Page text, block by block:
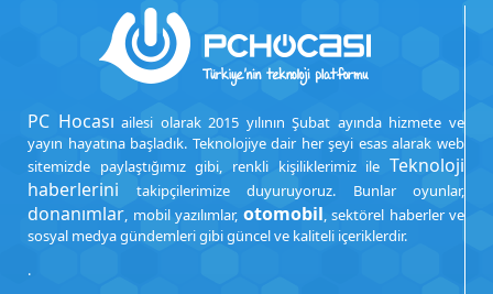
PC Hocası ailesi olarak 2015 yılının Şubat ayında hizmete ve
yayın hayatına başladık. Teknolojiye dair her şeyi esas alarak web
sitemizde paylaştığımız gibi, renkli kişiliklerimiz ile Teknoloji
haberlerini takipçilerimize duyuruyoruz. Bunlar oyunlar,
donanımlar, mobil yazılımlar, otomobil, sektörel haberler ve
sosyal medya gündemleri gibi güncel ve kaliteli içeriklerdir.
.